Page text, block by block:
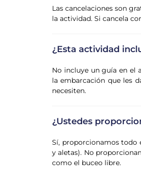
Las cancelaciones son
la actividad. Si cancela
¿Esta actividad
No incluye un guía en el
la embarcación que les
necesiten.
¿Ustedes
Sí, proporcionamos todo
y aletas). No
como el buceo libre.